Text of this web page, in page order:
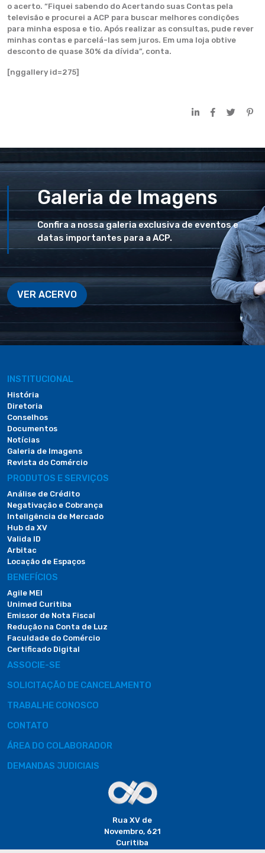
o acerto. “Fiquei sabendo do Acertando suas Contas pela
televisão e procurei a ACP para buscar melhores condições
para minha esposa e tio. Após realizar as consultas, pude rever
minhas contas e parcelá-las sem juros. Em uma loja obtive
desconto de quase 30% da dívida”, conta.
[nggallery id=275]
Galeria de Imagens
Confira a nossa galeria exclusiva de eventos e
datas importantes para a ACP.
VER ACERVO
INSTITUCIONAL
História
Diretoria
Conselhos
Documentos
Notícias
Galeria de Imagens
Revista do Comércio
PRODUTOS E SERVIÇOS
Análise de Crédito
Negativação e Cobrança
Inteligência de Mercado
Hub da XV
Valida ID
Arbitac
Locação de Espaços
BENEFÍCIOS
Agile MEI
Unimed Curitiba
Emissor de Nota Fiscal
Redução na Conta de Luz
Faculdade do Comércio
Certificado Digital
ASSOCIE-SE
SOLICITAÇÃO DE CANCELAMENTO
TRABALHE CONOSCO
CONTATO
ÁREA DO COLABORADOR
DEMANDAS JUDICIAIS
Rua XV de
Novembro, 621
Curitiba